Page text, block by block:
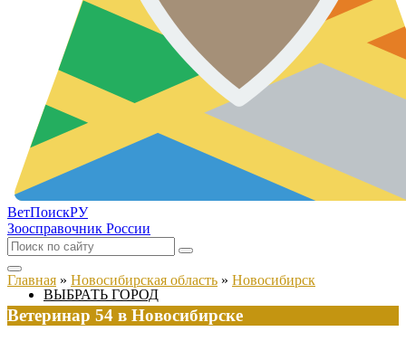
ВетПоискРУ
Зоосправочник России
ВЫБРАТЬ ГОРОД
Главная » Новосибирская область » Новосибирск
Ветеринар 54 в Новосибирске